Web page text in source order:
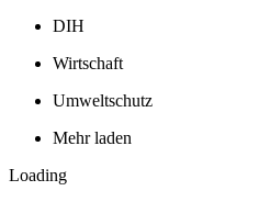
DIH
Wirtschaft
Umweltschutz
Mehr laden
Loading